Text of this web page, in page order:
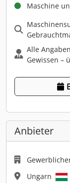
Maschine
Alle
Gewissen –
Anbieter
Ungarn